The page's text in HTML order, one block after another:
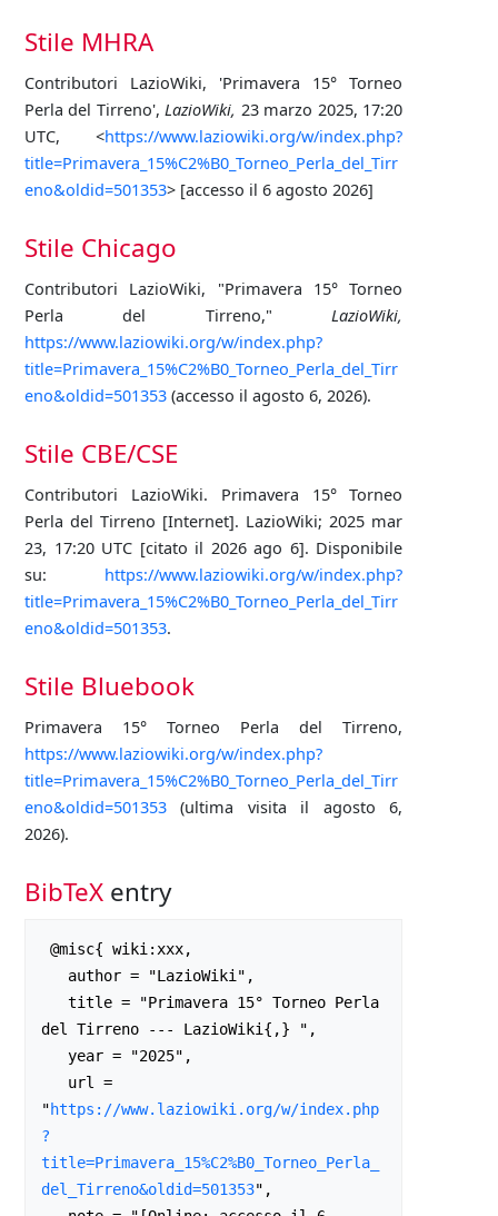
Stile MHRA
Contributori LazioWiki, 'Primavera 15° Torneo
Perla del Tirreno',LazioWiki, 23 marzo 2025, 17:20
UTC, <https://www.laziowiki.org/w/index.php?
title=Primavera_15%C2%B0_Torneo_Perla_del_Tirr
eno&oldid=501353> [accesso il 6 agosto 2026]
Stile Chicago
Contributori LazioWiki, "Primavera 15° Torneo
Perla del Tirreno,"LazioWiki,
https://www.laziowiki.org/w/index.php?
title=Primavera_15%C2%B0_Torneo_Perla_del_Tirr
eno&oldid=501353 (accesso il agosto 6, 2026).
Stile CBE/CSE
Contributori LazioWiki. Primavera 15° Torneo
Perla del Tirreno [Internet]. LazioWiki; 2025 mar
23, 17:20 UTC [citato il 2026 ago 6]. Disponibile
su: https://www.laziowiki.org/w/index.php?
title=Primavera_15%C2%B0_Torneo_Perla_del_Tirr
eno&oldid=501353.
Stile Bluebook
Primavera 15° Torneo Perla del Tirreno,
https://www.laziowiki.org/w/index.php?
title=Primavera_15%C2%B0_Torneo_Perla_del_Tirr
eno&oldid=501353 (ultima visita il agosto 6,
2026).
BibTeX entry
del Tirreno --- LazioWiki{,} ",
"https://www.laziowiki.org/w/index.php
?
title=Primavera_15%C2%B0_Torneo_Perla_
del_Tirreno&oldid=501353",